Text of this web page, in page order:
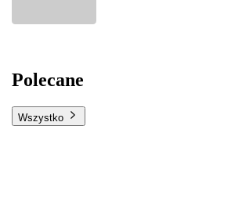
Polecane
Wszystko